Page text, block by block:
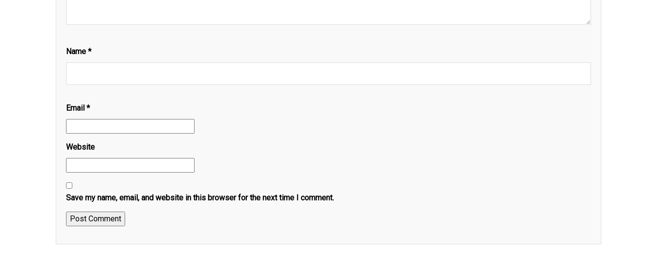
Name *
Email *
Website
Save my name, email, and website in this browser for the next time I comment.